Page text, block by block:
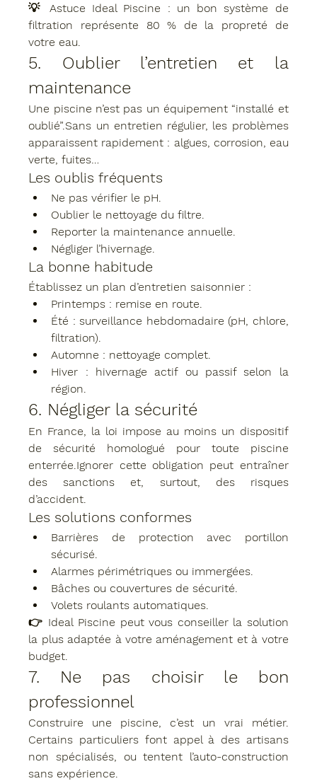
💡 Astuce Ideal Piscine : un bon système de
filtration représente 80 % de la propreté de
votre eau.
5. Oublier l’entretien et la
maintenance
Une piscine n’est pas un équipement “installé et
oublié”.Sans un entretien régulier, les problèmes
apparaissent rapidement : algues, corrosion, eau
verte, fuites…
Les oublis fréquents
Ne pas vérifier le pH.
Oublier le nettoyage du filtre.
Reporter la maintenance annuelle.
Négliger l’hivernage.
La bonne habitude
Établissez un plan d’entretien saisonnier :
Printemps : remise en route.
Été : surveillance hebdomadaire (pH, chlore,
filtration).
Automne : nettoyage complet.
Hiver : hivernage actif ou passif selon la
région.
6. Négliger la sécurité
En France, la loi impose au moins un dispositif
de sécurité homologué pour toute piscine
enterrée.Ignorer cette obligation peut entraîner
des sanctions et, surtout, des risques
d’accident.
Les solutions conformes
Barrières de protection avec portillon
sécurisé.
Alarmes périmétriques ou immergées.
Bâches ou couvertures de sécurité.
Volets roulants automatiques.
👉 Ideal Piscine peut vous conseiller la solution
la plus adaptée à votre aménagement et à votre
budget.
7. Ne pas choisir le bon
professionnel
Construire une piscine, c’est un vrai métier.
Certains particuliers font appel à des artisans
non spécialisés, ou tentent l’auto-construction
sans expérience.